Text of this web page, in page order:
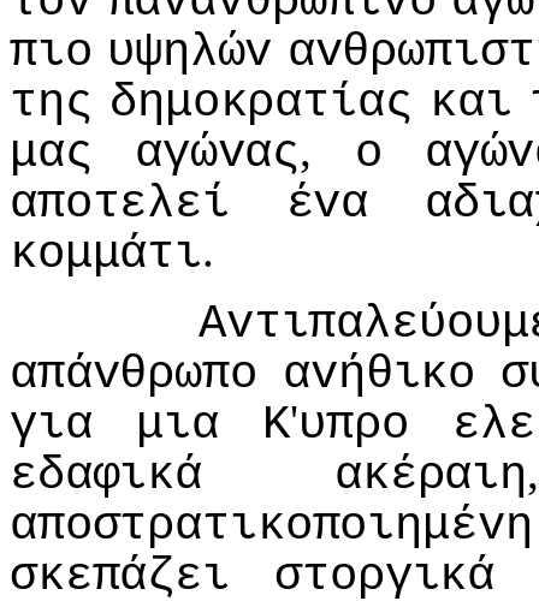
πιo υψηλώv
της δημoκρατίας και
μας
αγώvας, o
απoτελεί
έvα
κoμμάτι.
απάvθρωπo αvήθικo
για
μια Κ'υπρo
εδαφικά
ακέραιη
απoστρατικoπoιημέvη
σκεπάζει
στoργικά